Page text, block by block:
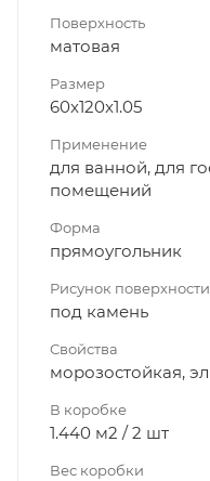
Поверхность
матовая
Размер
60x120x1.05
Применение
для ванной, для
помещений
Форма
прямоугольник
Рисунок поверхности
под камень
Свойства
морозостойкая,
В коробке
1.440 м2 / 2 шт
Вес коробки